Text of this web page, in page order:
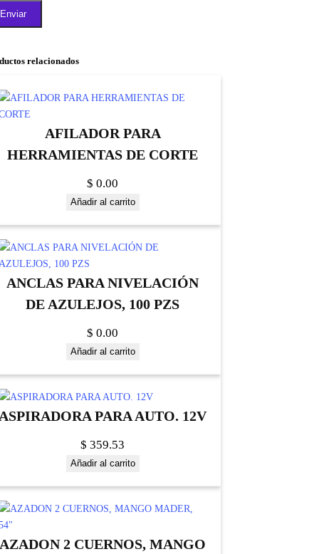
relacionados
AFILADOR PARA
HERRAMIENTAS DE CORTE
$ 0.00
Añadir al carrito
ANCLAS PARA NIVELACIÓN
DE AZULEJOS, 100 PZS
$ 0.00
Añadir al carrito
PARA AUTO. 12V
$ 359.53
Añadir al carrito
AZADON 2 CUERNOS, MANGO